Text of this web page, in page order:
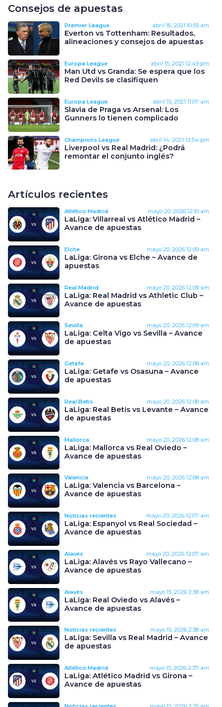
Consejos de apuestas
Premier League abril 16, 2021 10:55 am
Everton vs Tottenham: Resultados,
alineaciones y consejos de apuestas
Europa League abril 15, 2021 12:49 pm
Man Utd vs Granda: Se espera que los
Red Devils se clasifiquen
Europa League abril 15, 2021 11:07 am
Slavia de Praga vs Arsenal: Los
Gunners lo tienen complicado
Champions League abril 14, 2021 12:54 pm
Liverpool vs Real Madrid: ¿Podrá
remontar el conjunto inglés?
Artículos recientes
Atlético Madrid mayo 20, 2026 12:10 am
LaLiga: Villarreal vs Atlético Madrid –
Avance de apuestas
Elche mayo 20, 2026 12:09 am
LaLiga: Girona vs Elche – Avance de
apuestas
Real Madrid mayo 20, 2026 12:09 am
LaLiga: Real Madrid vs Athletic Club –
Avance de apuestas
Sevilla mayo 20, 2026 12:09 am
LaLiga: Celta Vigo vs Sevilla – Avance
de apuestas
Getafe mayo 20, 2026 12:08 am
LaLiga: Getafe vs Osasuna – Avance
de apuestas
Real Betis mayo 20, 2026 12:08 am
LaLiga: Real Betis vs Levante – Avance
de apuestas
Mallorca mayo 20, 2026 12:08 am
LaLiga: Mallorca vs Real Oviedo –
Avance de apuestas
Valencia mayo 20, 2026 12:08 am
LaLiga: Valencia vs Barcelona –
Avance de apuestas
Noticias recientes mayo 20, 2026 12:07 am
LaLiga: Espanyol vs Real Sociedad –
Avance de apuestas
Alavés mayo 20, 2026 12:07 am
LaLiga: Alavés vs Rayo Vallecano –
Avance de apuestas
Alavés mayo 15, 2026 2:38 am
LaLiga: Real Oviedo vs Alavés –
Avance de apuestas
Noticias recientes mayo 15, 2026 2:38 am
LaLiga: Sevilla vs Real Madrid – Avance
de apuestas
Atlético Madrid mayo 15, 2026 2:37 am
LaLiga: Atlético Madrid vs Girona –
Avance de apuestas